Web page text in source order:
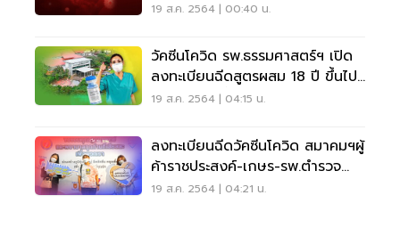
19 ส.ค. 2564 | 00:40 น.
วัคซีนโควิด รพ.ธรรมศาสตร์ฯ เปิด
ลงทะเบียนฉีดสูตรผสม 18 ปี ขึ้นไป
ถึง 22 ส.ค.นี้
19 ส.ค. 2564 | 04:15 น.
ลงทะเบียนฉีดวัคซีนโควิด สมาคมฯผู้
ค้าราชประสงค์-เกษร-รพ.ตำรวจ
ผนึกกำลัง
19 ส.ค. 2564 | 04:21 น.